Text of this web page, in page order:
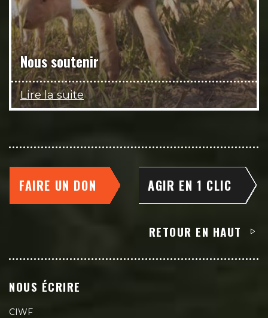
Nous soutenir
Lire la suite
FAIRE UN DON AGIR EN 1 CLIC
RETOUR EN HAUT
NOUS ÉCRIRE
CIWF